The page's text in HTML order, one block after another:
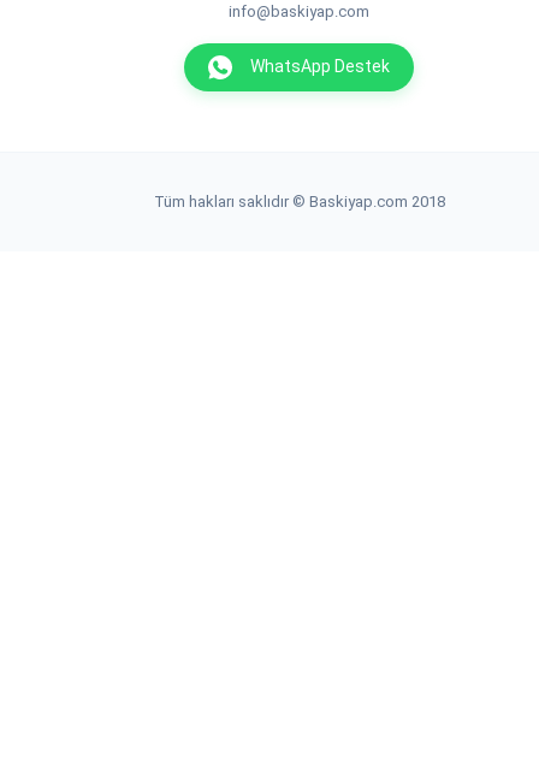
info@baskiyap.com
WhatsApp Destek
Tüm hakları saklıdır © Baskiyap.com 2018